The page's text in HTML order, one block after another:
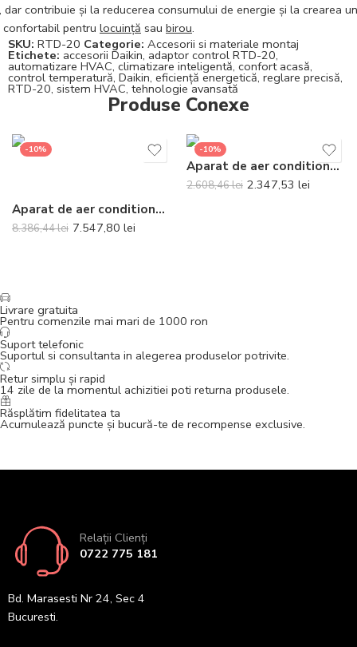
, dar contribuie și la reducerea consumului de energie și la crearea
confortabil pentru locuință sau birou.
SKU: RTD-20 Categorie: Accesorii si materiale montaj
Etichete: accesorii Daikin, adaptor control RTD-20,
automatizare HVAC, climatizare inteligentă, confort acasă,
control temperatură, Daikin, eficiență energetică, reglare precisă,
RTD-20, sistem HVAC, tehnologie avansată
Produse Conexe
-10%
Aparat de aer conditionat Daikin Comfora Bluevolution FTXP60N-RXP60N Inverter 21000 BTU – Telecomanda inclusa
8.386,44lei 7.547,80 lei
-10%
Aparat de aer conditionat Gree Bora A4 Silver R32 GWH12AAB-K6DNA4A Inverter 12000 BTU
2.608,46lei 2.347,53 lei
Livrare gratuita
Pentru comenzile mai mari de 1000 ron
Suport telefonic
Suportul si consultanta in alegerea produselor potrivite.
Retur simplu și rapid
14 zile de la momentul achizitiei poti returna produsele.
Răsplătim fidelitatea ta
Acumulează puncte și bucură-te de recompense exclusive.
Relații Clienți
0722 775 181
Bd. Marasesti Nr 24, Sec 4
Bucuresti.